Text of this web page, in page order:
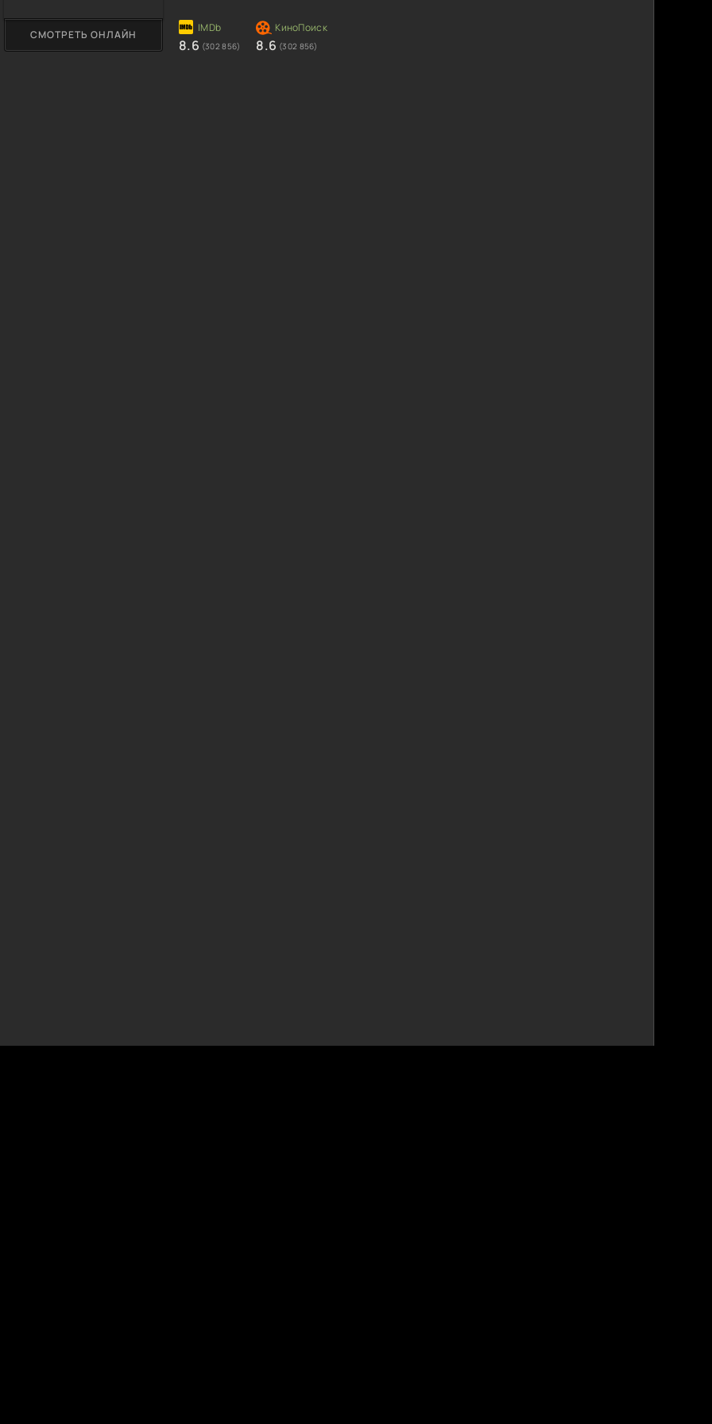
СМОТРЕТЬ ОНЛАЙН
8.6 (302 856) 8.6 (302 856)